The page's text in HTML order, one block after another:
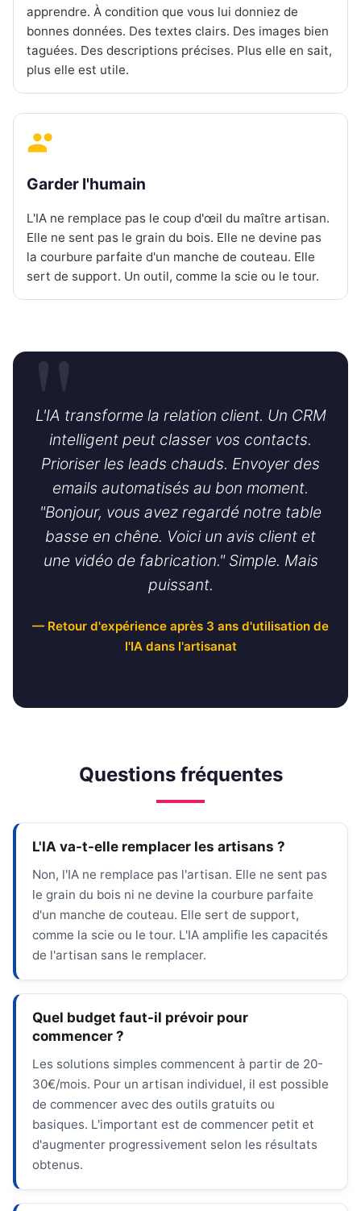
apprendre. À condition que vous lui donniez de
bonnes données. Des textes clairs. Des images bien
taguées. Des descriptions précises. Plus elle en sait,
plus elle est utile.
Garder l'humain
L'IA ne remplace pas le coup d'œil du maître artisan.
Elle ne sent pas le grain du bois. Elle ne devine pas
la courbure parfaite d'un manche de couteau. Elle
sert de support. Un outil, comme la scie ou le tour.
L'IA transforme la relation client. Un CRM
intelligent peut classer vos contacts.
Prioriser les leads chauds. Envoyer des
emails automatisés au bon moment.
"Bonjour, vous avez regardé notre table
basse en chêne. Voici un avis client et
une vidéo de fabrication." Simple. Mais
puissant.
— Retour d'expérience après 3 ans d'utilisation de
l'IA dans l'artisanat
Questions fréquentes
L'IA va-t-elle remplacer les artisans ?
Non, l'IA ne remplace pas l'artisan. Elle ne sent pas
le grain du bois ni ne devine la courbure parfaite
d'un manche de couteau. Elle sert de support,
comme la scie ou le tour. L'IA amplifie les capacités
de l'artisan sans le remplacer.
Quel budget faut-il prévoir pour
commencer ?
Les solutions simples commencent à partir de 20-
30€/mois. Pour un artisan individuel, il est possible
de commencer avec des outils gratuits ou
basiques. L'important est de commencer petit et
d'augmenter progressivement selon les résultats
obtenus.